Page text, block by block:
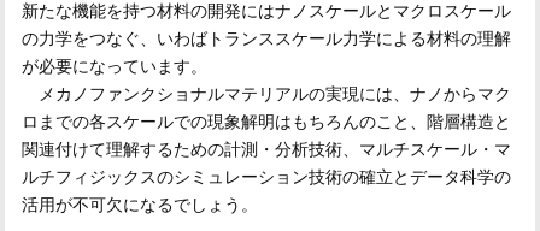
新たな機能を持つ材料の開発にはナノスケールとマクロスケール
の力学をつなぐ、いわばトランススケール力学による材料の理解
が必要になっています。
メカノファンクショナルマテリアルの実現には、ナノからマク
ロまでの各スケールでの現象解明はもちろんのこと、階層構造と
関連付けて理解するための計測・分析技術、マルチスケール・マ
ルチフィジックスのシミュレーション技術の確立とデータ科学の
活用が不可欠になるでしょう。